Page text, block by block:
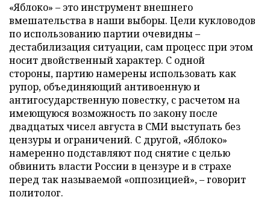
«Яблоко» – это инструмент внешнего
вмешательства в наши выборы. Цели кукловодов
по использованию партии очевидны –
дестабилизация ситуации, сам процесс при этом
носит двойственный характер. С одной
стороны, партию намерены использовать как
рупор, объединяющий антивоенную и
антигосударственную повестку, с расчетом на
имеющуюся возможность по закону после
двадцатых чисел августа в СМИ выступать без
цензуры и ограничений. С другой, «Яблоко»
намеренно подставляют под снятие с целью
обвинить власти России в цензуре и в страхе
перед так называемой «оппозицией», – говорит
политолог.